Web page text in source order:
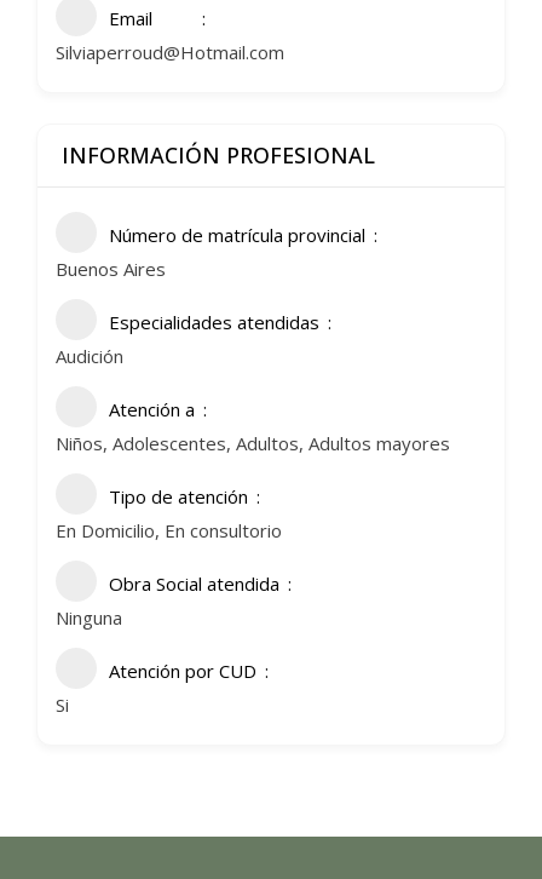
Email
Silviaperroud@Hotmail.com
INFORMACIÓN PROFESIONAL
Número de matrícula provincial
Buenos Aires
Especialidades atendidas
Audición
Atención a
Niños, Adolescentes, Adultos, Adultos mayores
Tipo de atención
En Domicilio, En consultorio
Obra Social atendida
Ninguna
Atención por CUD
Si